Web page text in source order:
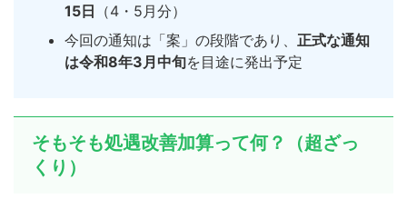
15日 （4・5月分）
今回の通知は「案」の段階であり、 正式な通知
は令和8年3月中旬を目途に発出予定
そもそも処遇改善加算って何？（超ざっ
くり）